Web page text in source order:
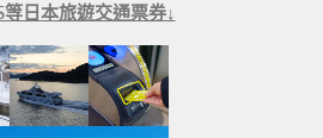
等日本旅遊交通票券↓